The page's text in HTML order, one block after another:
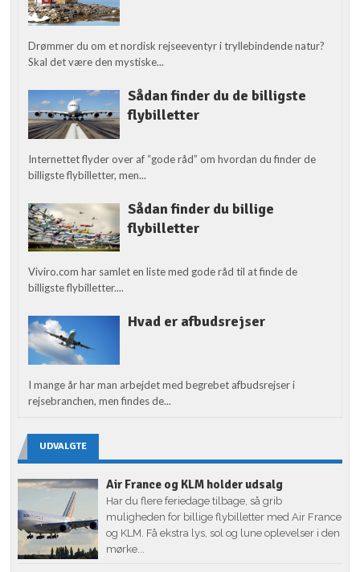
Drømmer du om et nordisk rejseeventyr i tryllebindende natur?
Skal det være den mystiske...
Sådan finder du de billigste
flybilletter
Internettet flyder over af “gode råd” om hvordan du finder de
billigste flybilletter, men...
Sådan finder du billige
flybilletter
Viviro.com har samlet en liste med gode råd til at finde de
billigste flybilletter....
Hvad er afbudsrejser
I mange år har man arbejdet med begrebet afbudsrejser i
rejsebranchen, men findes de...
UDVALGTE
Air France og KLM holder udsalg
Har du flere feriedage tilbage, så grib
muligheden for billige flybilletter med Air France
og KLM. Få ekstra lys, sol og lune oplevelser i den
mørke...